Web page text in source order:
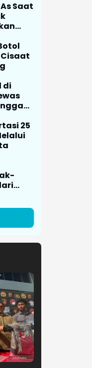
Saat
di
25